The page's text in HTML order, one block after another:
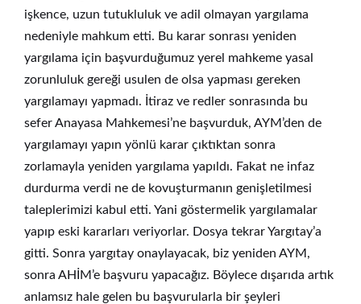
işkence, uzun tutukluluk ve adil olmayan yargılama
nedeniyle mahkum etti. Bu karar sonrası yeniden
yargılama için başvurduğumuz yerel mahkeme yasal
zorunluluk gereği usulen de olsa yapması gereken
yargılamayı yapmadı. İtiraz ve redler sonrasında bu
sefer Anayasa Mahkemesi’ne başvurduk, AYM’den de
yargılamayı yapın yönlü karar çıktıktan sonra
zorlamayla yeniden yargılama yapıldı. Fakat ne infaz
durdurma verdi ne de kovuşturmanın genişletilmesi
taleplerimizi kabul etti. Yani göstermelik yargılamalar
yapıp eski kararları veriyorlar. Dosya tekrar Yargıtay’a
gitti. Sonra yargıtay onaylayacak, biz yeniden AYM,
sonra AHİM’e başvuru yapacağız. Böylece dışarıda artık
anlamsız hale gelen bu başvurularla bir şeyleri